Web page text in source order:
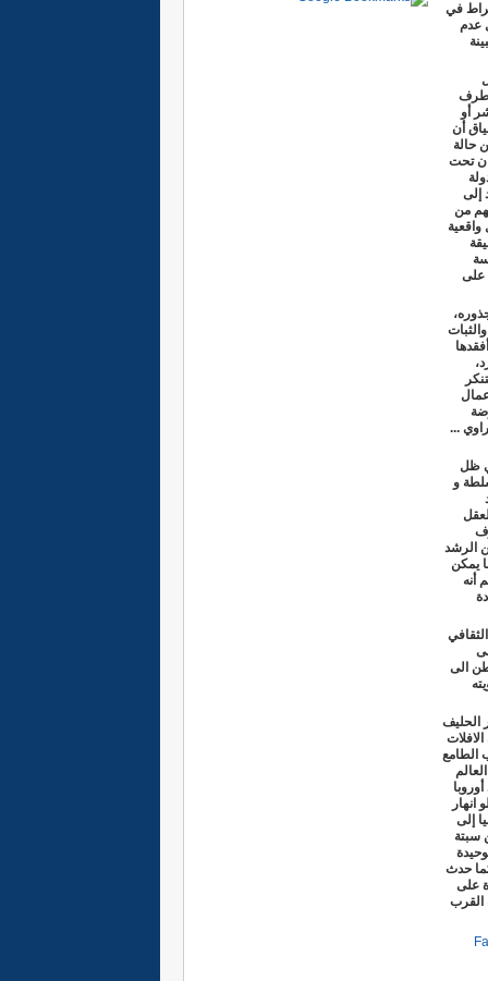
في
عدم
طرف
أو
أن
حالة
تحت
إلى
من
واقعية
على
...
ظل
و
الرشد
يمكن
أنه
الى
الحليف
الطامع
إلى
سبتة
حدث
على
القرب